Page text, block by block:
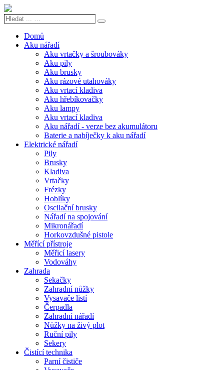
Hledat
Search
Domů
Aku nářadí
Aku vrtačky a šroubováky
Aku pily
Aku brusky
Aku rázové utahováky
Aku vrtací kladiva
Aku hřebíkovačky
Aku lampy
Aku vrtací kladiva
Aku nářadí - verze bez akumulátoru
Baterie a nabíječky k aku nářadí
Elektrické nářadí
Pily
Brusky
Kladiva
Vrtačky
Frézky
Hoblíky
Oscilační brusky
Nářadí na spojování
Mikronářadí
Horkovzdušné pistole
Měřící přístroje
Měřicí lasery
Vodováhy
Zahrada
Sekačky
Zahradní nůžky
Vysavače listí
Čerpadla
Zahradní nářadí
Nůžky na živý plot
Ruční pily
Sekery
Čistící technika
Parní čističe